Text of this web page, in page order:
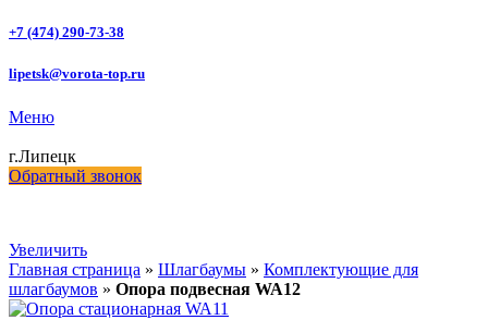
+7 (474) 290-73-38
lipetsk@vorota-top.ru
Меню
г.Липецк
Обратный звонок
Увеличить
Главная страница » Шлагбаумы » Комплектующие для
шлагбаумов » Опора подвесная WA12